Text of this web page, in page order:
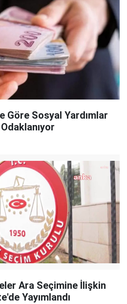
Göre Sosyal Yardımlar
Ara Seçimine İlişkin
Yayımlandı